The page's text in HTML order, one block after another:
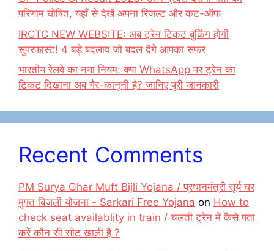
परिणाम घोषित, यहाँ से देखें अपना रिजल्ट और कट-ऑफ
IRCTC NEW WEBSITE: अब ट्रेन टिकट बुकिंग होगी
सुपरफास्ट! 4 बड़े बदलाव जो बदल देंगे आपका सफर
भारतीय रेलवे का नया नियम: क्या WhatsApp पर ट्रेन का
टिकट दिखाना अब गैर-कानूनी है? जानिए पूरी जानकारी
Recent Comments
PM Surya Ghar Muft Bijli Yojana / प्रधानमंत्री सूर्य घर
मुफ्त बिजली योजना - Sarkari Free Yojana on How to
check seat availablity in train / चलती ट्रेन में कैसे पता
करें कौन सी सीट खाली है ?